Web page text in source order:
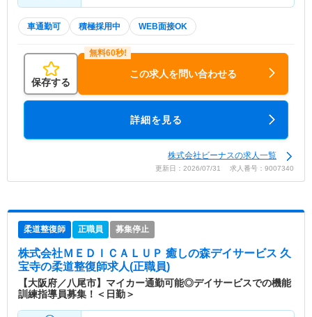
車通勤可 積極採用中 WEB面接OK
保存する
この求人を問い合わせる
詳細を見る
株式会社ビーナスの求人一覧
更新日：2026/07/31 求人番号：9007340
柔道整復師 正職員 募集停止
株式会社ＭＥＤＩＣＡＬＵＰ 癒しの森デイサービス 久
宝寺の柔道整復師求人(正職員)
【大阪府／八尾市】マイカー通勤可能◎デイサービスでの機能
訓練指導員募集！＜日勤＞